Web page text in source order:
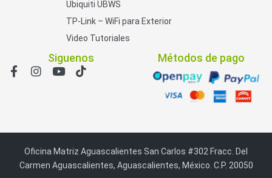
Ubiquiti UBWS
TP-Link – WiFi para Exterior
Video Tutoriales
Siguenos Métodos de pago
Oficina Matriz Aguascalientes San Carlos #302 Fracc. Del
Carmen Aguascalientes, Aguascalientes, México. C.P. 20050